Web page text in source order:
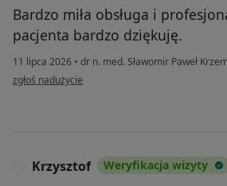
Bardzo miła obsługa i
pacjenta bardzo dziękuję.
11 lipca 2026 • dr n. med. Sławomir Paweł
w opinii użytkownika Iza
zgłoś nadużycie
Krzysztof Weryfikacja wizyty